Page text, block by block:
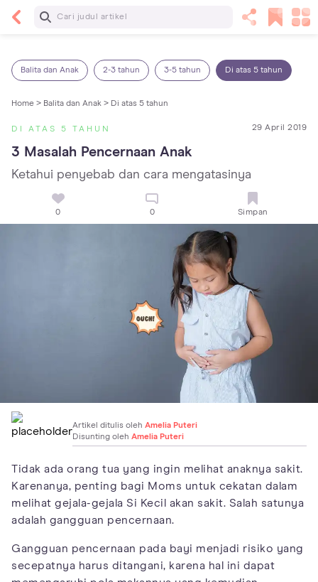
Baca Selanjutnya
Balita dan Anak 2-3 tahun 3-5 tahun Di atas 5 tahun
Home > Balita dan Anak > Di atas 5 tahun
DI ATAS 5 TAHUN 29 April 2019
3 Masalah Pencernaan Anak
Ketahui penyebab dan cara mengatasinya
0 0 Simpan
Artikel ditulis oleh Amelia Puteri
Disunting oleh Amelia Puteri
Tidak ada orang tua yang ingin melihat anaknya sakit.
Karenanya, penting bagi Moms untuk cekatan dalam
melihat gejala-gejala Si Kecil akan sakit. Salah satunya
adalah gangguan pencernaan.
Gangguan pencernaan pada bayi menjadi risiko yang
secepatnya harus ditangani, karena hal ini dapat